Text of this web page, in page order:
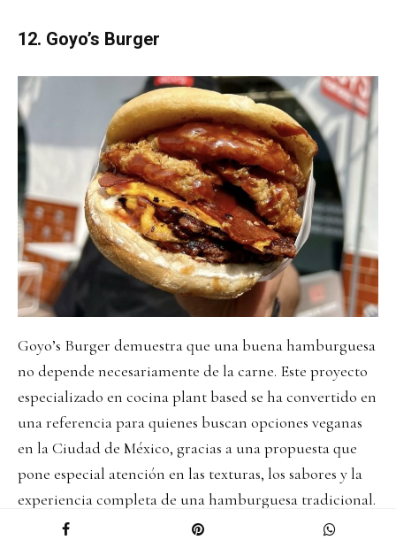
12. Goyo’s Burger
Goyo’s Burger demuestra que una buena hamburguesa
no depende necesariamente de la carne. Este proyecto
especializado en cocina plant based se ha convertido en
una referencia para quienes buscan opciones veganas
en la Ciudad de México, gracias a una propuesta que
pone especial atención en las texturas, los sabores y la
experiencia completa de una hamburguesa tradicional.
La opción vegana de la listay honestamente hasta